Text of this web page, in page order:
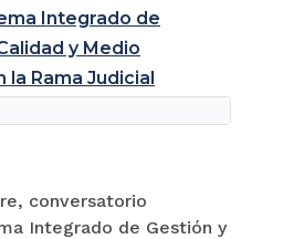
Integrado de
y Medio
la Rama Judicial
conversatorio
Integrado de Gestión y